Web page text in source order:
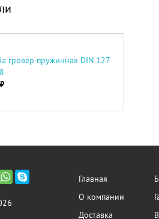
гровер пружинная DIN 127
руб.
Главная
О компании
Доставка